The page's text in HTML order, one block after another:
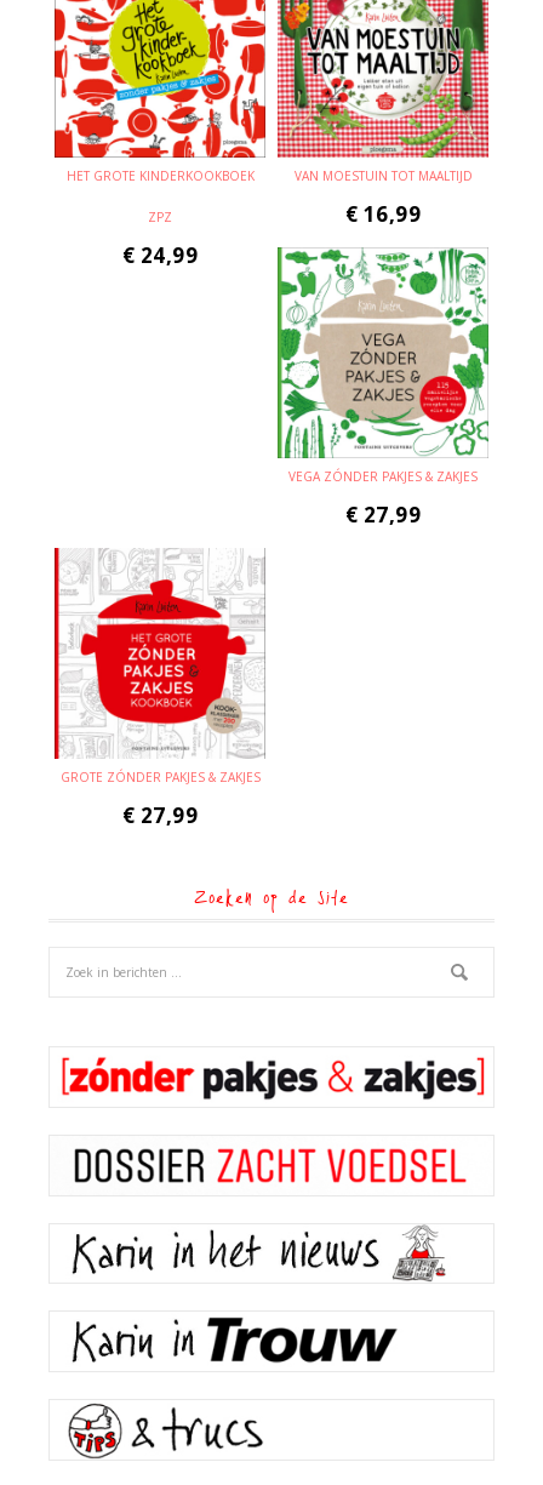
HET GROTE KINDERKOOKBOEK
ZPZ
€ 24,99
VAN MOESTUIN TOT MAALTIJD
€ 16,99
VEGA ZÓNDER PAKJES & ZAKJES
€ 27,99
GROTE ZÓNDER PAKJES & ZAKJES
€ 27,99
Zoeken op de site